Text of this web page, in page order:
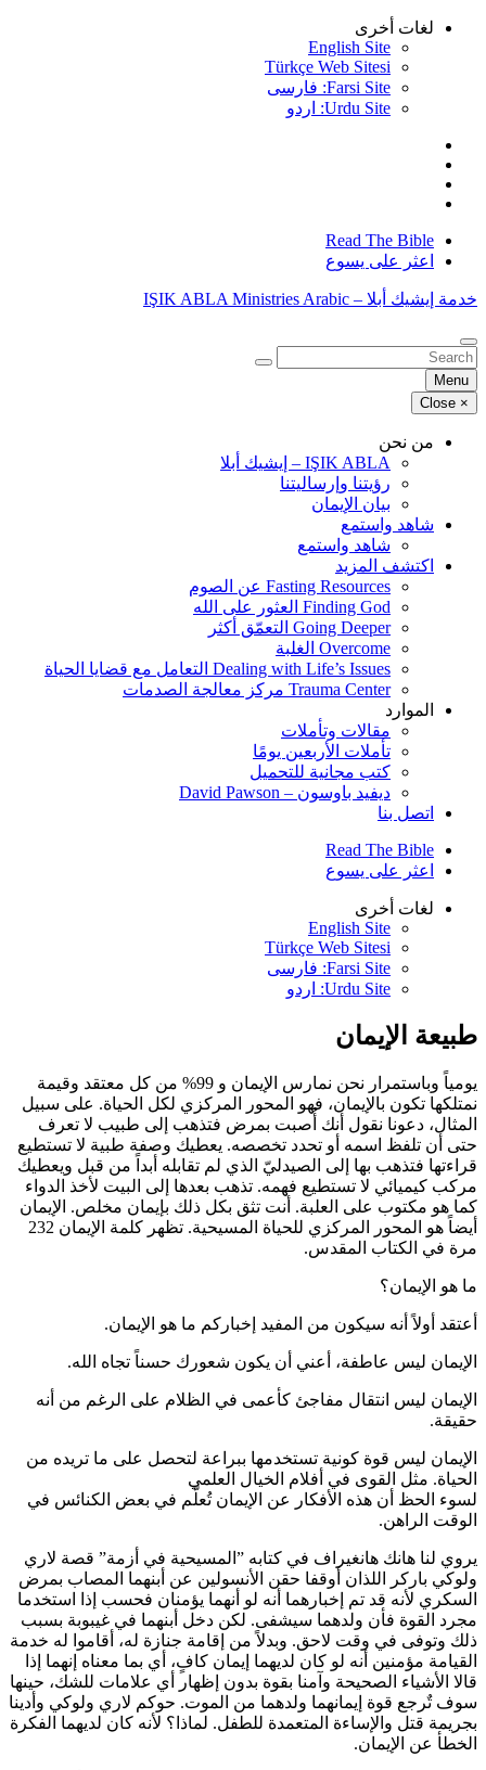
Skip
لغات أخرى
English Site
Türkçe Web Sitesi
Farsi Site: فارسی
Urdu Site: اردو
Read The Bible
اعثر على يسوع
خدمة إيشيك أبلا – IŞIK ABLA Ministries Arabic
البحث
عن:
Menu
×
من نحن
IŞIK ABLA – إيشيك أبلا
رؤيتنا وإرساليتنا
بيان الإيمان
شاهد واستمع
شاهد واستمع
اكتشف المزيد
Fasting Resources عن الصوم
Finding God العثور على الله
Going Deeper التعمّق أكثر
Overcome الغلبة
Dealing with Life’s Issues التعامل مع قضايا الحياة
Trauma Center مركز معالجة الصدمات
الموارد
مقالات وتأملات
تأملات الأربعين يومًا
كتب مجانية للتحميل
ديفيد باوسون – David Pawson
اتصل بنا
Read The Bible
اعثر على يسوع
لغات أخرى
English Site
Türkçe Web Sitesi
Farsi Site: فارسی
Urdu Site: اردو
طبيعة الإيمان
يومياً وباستمرار نحن نمارس الإيمان و 99% من كل معتقد وقيمة
نمتلكها تكون بالإيمان، فهو المحور المركزي لكل الحياة. على سبيل
المثال، دعونا نقول أنك أُصبت بمرض فتذهب إلى طبيب لا تعرف
حتى أن تلفظ اسمه أو تحدد تخصصه. يعطيك وصفة طبية لا تستطيع
قراءتها فتذهب بها إلى الصيدليّ الذي لم تقابله أبداً من قبل ويعطيك
مركب كيميائي لا تستطيع فهمه. تذهب بعدها إلى البيت لأخذ الدواء
كما هو مكتوب على العلبة. أنت تثق بكل ذلك بإيمان مخلص. الإيمان
أيضاً هو المحور المركزي للحياة المسيحية. تظهر كلمة الإيمان 232
مرة في الكتاب المقدس.
ما هو الإيمان؟
أعتقد أولاً أنه سيكون من المفيد إخباركم ما هو الإيمان.
الإيمان ليس عاطفة، أعني أن يكون شعورك حسناً تجاه الله.
الإيمان ليس انتقال مفاجئ كأعمى في الظلام على الرغم من أنه
حقيقة.
الإيمان ليس قوة كونية تستخدمها ببراعة لتحصل على ما تريده من
الحياة. مثل القوى في أفلام الخيال العلمي
لسوء الحظ أن هذه الأفكار عن الإيمان تُعلّم في بعض الكنائس في
الوقت الراهن.
يروي لنا هانك هانغيراف في كتابه ”المسيحية في أزمة” قصة لاري
ولوكي باركر اللذان أوقفا حقن الأنسولين عن أبنهما المصاب بمرض
السكري لأنه قد تم إخبارهما أنه لو أنهما يؤمنان فحسب إذا استخدما
مجرد القوة فأن ولدهما سيشفى. لكن دخل أبنهما في غيبوبة بسبب
ذلك وتوفى في وقت لاحق. وبدلاً من إقامة جنازة له، أقاموا له خدمة
القيامة مؤمنين أنه لو كان لديهما إيمان كافٍ، أي بما معناه إنهما إذا
قالا الأشياء الصحيحة وآمنا بقوة بدون إظهار أي علامات للشك، حينها
سوف تٌرجع قوة إيمانهما ولدهما من الموت. حوكم لاري ولوكي وأدينا
بجريمة قتل والإساءة المتعمدة للطفل. لماذا؟ لأنه كان لديهما الفكرة
الخطأ عن الإيمان.